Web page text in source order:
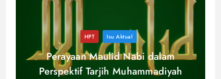
HPT Isu Aktual
Perayaan Maulid Nabi dalam
Perspektif Tarjih Muhammadiyah